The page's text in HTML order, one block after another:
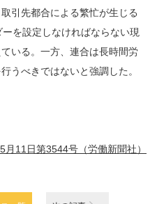
引先都合による繁忙が生じる
を設定しなければならない現
いる。一方、連合は長時間労
うべきではないと強調した。
11日第3544号（労働新聞社）